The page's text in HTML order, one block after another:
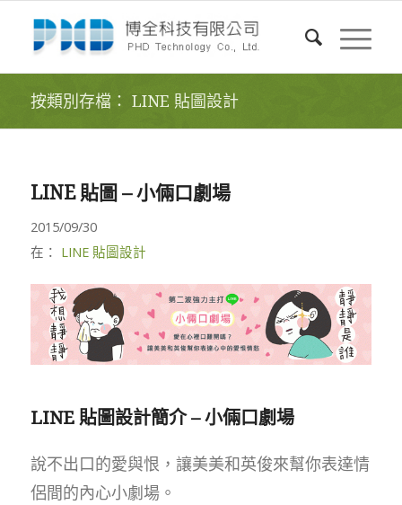
按類別存檔： LINE 貼圖設計
LINE 貼圖 – 小倆口劇場
2015/09/30
在： LINE 貼圖設計
LINE 貼圖設計簡介 – 小倆口劇場
說不出口的愛與恨，讓美美和英俊來幫你表達情
侶間的內心小劇場。